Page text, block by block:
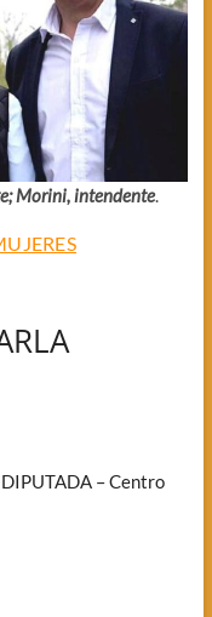
Morini, intendente.
– Centro